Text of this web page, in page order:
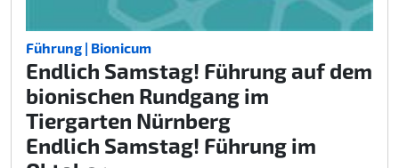
Führung | Bionicum
Endlich Samstag! Führung auf dem
bionischen Rundgang im
Tiergarten Nürnberg
Endlich Samstag! Führung im